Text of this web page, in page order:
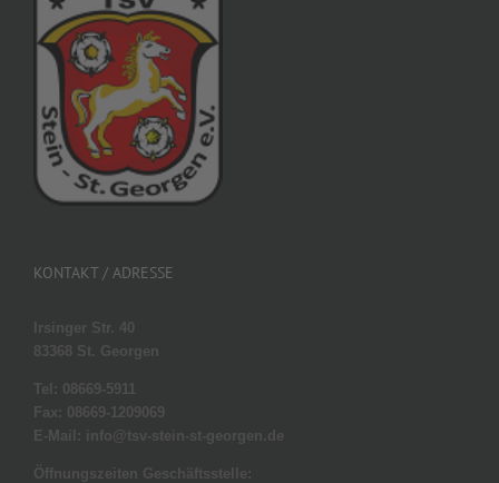
KONTAKT / ADRESSE
Irsinger Str. 40
83368 St. Georgen
Tel: 08669-5911
Fax: 08669-1209069
E-Mail: info@tsv-stein-st-georgen.de
Öffnungszeiten Geschäftsstelle: